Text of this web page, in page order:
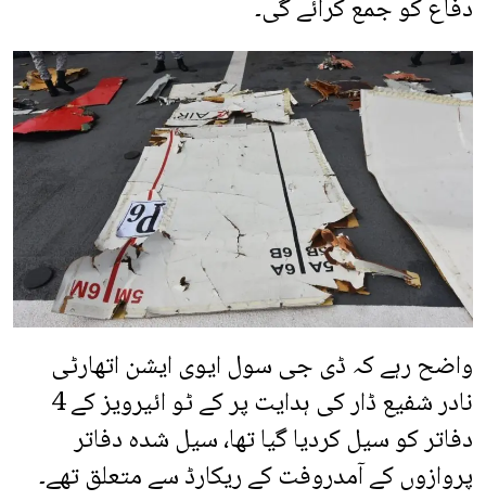
دفاع کو جمع کرائے گی۔
واضح رہے کہ ڈی جی سول ایوی ایشن اتھارٹی
نادر شفیع ڈار کی ہدایت پر کے ٹو ائیرویز کے 4
دفاتر کو سیل کردیا گیا تھا، سیل شدہ دفاتر
پروازوں کے آمدروفت کے ریکارڈ سے متعلق تھے۔